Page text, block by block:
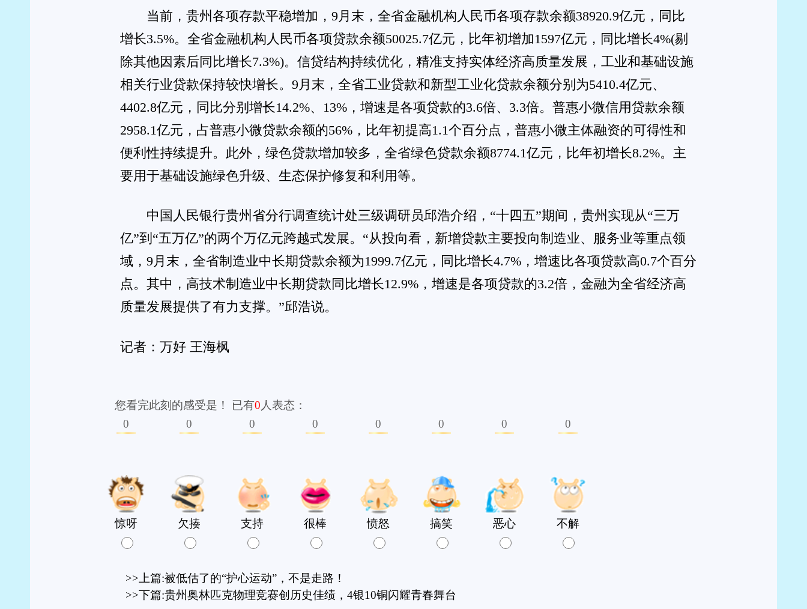
被低估了的“护心运动”，不是走路！
版权所有：独山在线 copyright ©2007-2026 www.dushan.net, All Rights Reserved.
免责声明：本网转载或链接出于传递更多信息之目的，并不意味着赞同其观点或证实其内容的真实性。
工信部备案：黔ICP备07001263号-3